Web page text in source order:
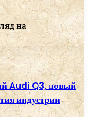
на
Audi Q3, новый
индустрии